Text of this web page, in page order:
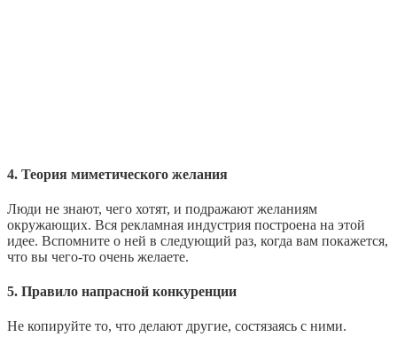
4. Теория миметического желания
Люди не знают, чего хотят, и подражают желаниям
окружающих. Вся рекламная индустрия построена на этой
идее. Вспомните о ней в следующий раз, когда вам покажется,
что вы чего‑то очень желаете.
5. Правило напрасной конкуренции
Не копируйте то, что делают другие, состязаясь с ними.